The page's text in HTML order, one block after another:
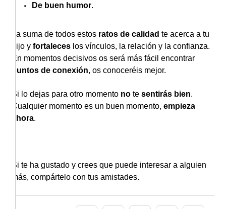
De buen humor.
La suma de todos estos ratos de calidad te acerca a tu
hijo y fortaleces los vínculos, la relación y la confianza.
En momentos decisivos os será más fácil encontrar
puntos de conexión, os conoceréis mejor.
Si lo dejas para otro momento no te sentirás bien.
Cualquier momento es un buen momento, empieza
ahora.
Si te ha gustado y crees que puede interesar a alguien
más, compártelo con tus amistades.